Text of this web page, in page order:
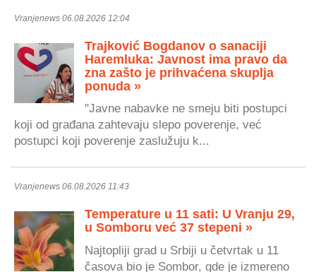
Vranjenews 06.08.2026 12:04
Trajković Bogdanov o sanaciji
Haremluka: Javnost ima pravo da
zna zašto je prihvaćena skuplja
ponuda »
"Javne nabavke ne smeju biti postupci
koji od građana zahtevaju slepo poverenje, već
postupci koji poverenje zaslužuju k...
Vranjenews 06.08.2026 11:43
Temperature u 11 sati: U Vranju 29,
u Somboru već 37 stepeni »
Najtopliji grad u Srbiji u četvrtak u 11
časova bio je Sombor, gde je izmereno